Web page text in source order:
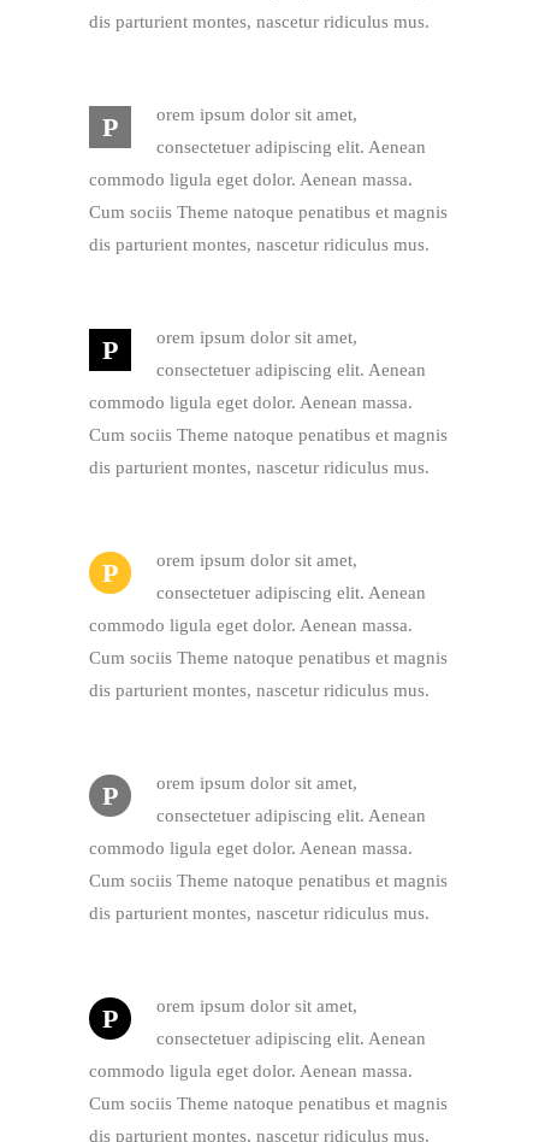
dis parturient montes, nascetur ridiculus mus.
P
orem ipsum dolor sit amet,
consectetuer adipiscing elit. Aenean
commodo ligula eget dolor. Aenean massa.
Cum sociis Theme natoque penatibus et magnis
dis parturient montes, nascetur ridiculus mus.
P
orem ipsum dolor sit amet,
consectetuer adipiscing elit. Aenean
commodo ligula eget dolor. Aenean massa.
Cum sociis Theme natoque penatibus et magnis
dis parturient montes, nascetur ridiculus mus.
P
orem ipsum dolor sit amet,
consectetuer adipiscing elit. Aenean
commodo ligula eget dolor. Aenean massa.
Cum sociis Theme natoque penatibus et magnis
dis parturient montes, nascetur ridiculus mus.
P
orem ipsum dolor sit amet,
consectetuer adipiscing elit. Aenean
commodo ligula eget dolor. Aenean massa.
Cum sociis Theme natoque penatibus et magnis
dis parturient montes, nascetur ridiculus mus.
P
orem ipsum dolor sit amet,
consectetuer adipiscing elit. Aenean
commodo ligula eget dolor. Aenean massa.
Cum sociis Theme natoque penatibus et magnis
dis parturient montes, nascetur ridiculus mus.